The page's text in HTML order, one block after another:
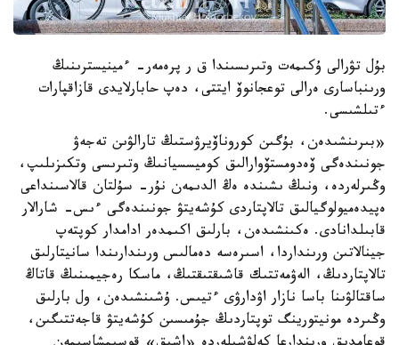
بۇل تۋرالى ۇكىمەت وتىرىسىندا ق ر پرەمەر- ءمينيسترىنىڭ
ورىنباسارى ەرالى توعجانوۆ ايتتى، دەپ حابارلايدى قازاقپارات
ءتىلشىسى.
«بىرىنشىدەن، بۇگىن كوروناۆيرۋستىڭ تارالۋىن تەجەۋ
جونىندەگى ۆەدومستۆوارالىق كوميسسيانىڭ وتىرىسى وتكىزىلىپ،
وڭىرلەردە، ونىڭ ىشىندە ەڭ الدىمەن نۇر- سۇلتان قالاسىنداعى
ەپيدەميولوگيالىق تالاپتاردى كۇشەيتۋ جونىندەگى ءىس- شارالار
قابىلدانادى. ەكىنشىدەن، بارلىق اكىمدەر ادامدار كوپتەپ
جينالاتىن ورىنداردا، اسىرەسە دەمالىس ورىندارىندا سانيتارلىق
تالاپتاردىڭ، الەۋمەتتىك قاشىقتىقتىڭ، ماسكا رەجيمىنىڭ قاتاڭ
ساقتالۋىنا باسا نازار اۋدارۋى ءتيىس. ۇشىنشىدەن، ول بارلىق
وڭىردە مونيتورينگ توپتاردىڭ جۇمىسىن كۇشەيتۋ قاجەتتىگىن،